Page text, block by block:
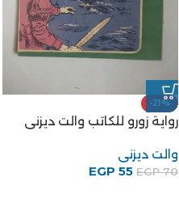
-21%
رواية زورو للكاتب والت ديزنى
والت ديزنى
EGP70
EGP 55